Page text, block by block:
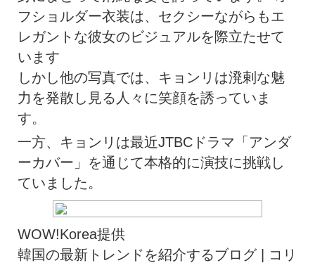
フショルダー衣装は、セクシーながらもエ
レガントな彼女のビジュアルを際立たせて
います
しかし他の写真では、キョンリは溌剌な魅
力を発散し見る人々に笑顔を誘っていま
す。
一方、キョンリは最近JTBCドラマ「アンダ
ーカバー」を通じて本格的に演技に挑戦し
ていました。
WOW!Korea提供
韓国の最新トレンドを紹介するブログ | コリ